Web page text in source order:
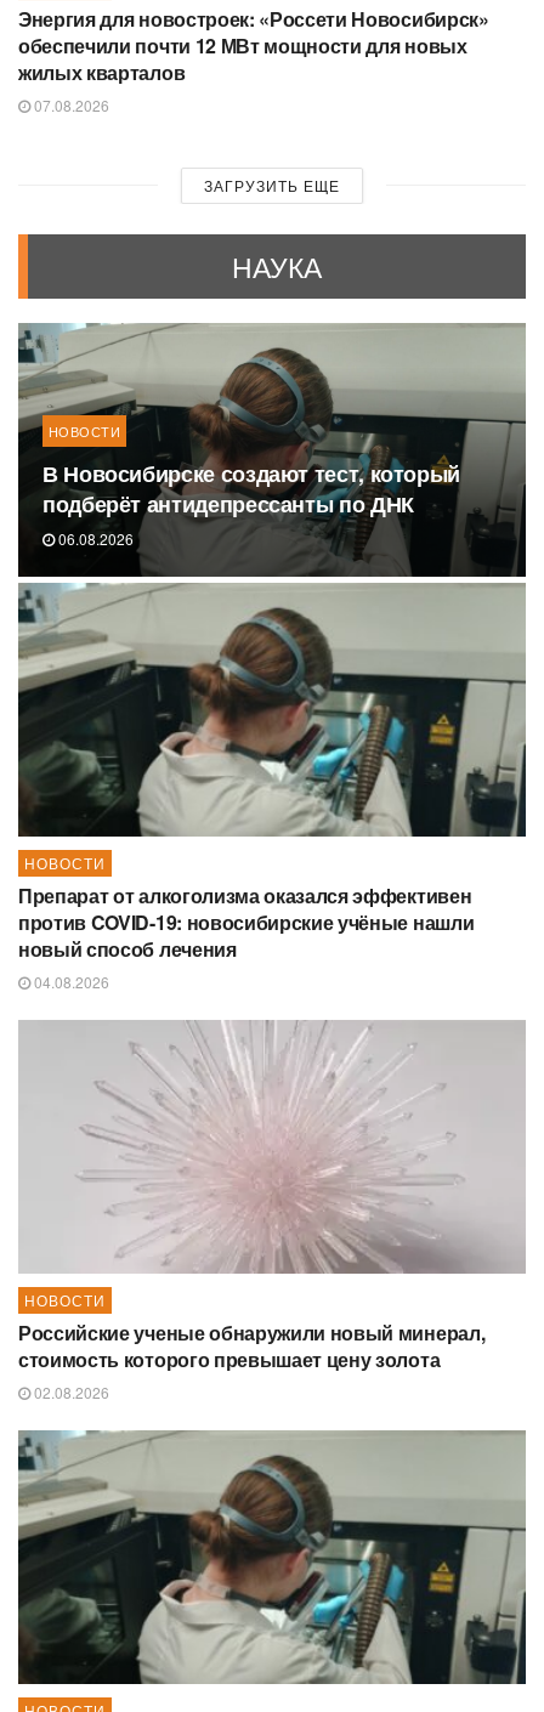
Энергия для новостроек: «Россети Новосибирск»
обеспечили почти 12 МВт мощности для новых
жилых кварталов
07.08.2026
ЗАГРУЗИТЬ ЕЩЕ
НАУКА
НОВОСТИ
В Новосибирске создают тест, который
подберёт антидепрессанты по ДНК
06.08.2026
НОВОСТИ
Препарат от алкоголизма оказался эффективен
против COVID-19: новосибирские учёные нашли
новый способ лечения
04.08.2026
НОВОСТИ
Российские ученые обнаружили новый минерал,
стоимость которого превышает цену золота
02.08.2026